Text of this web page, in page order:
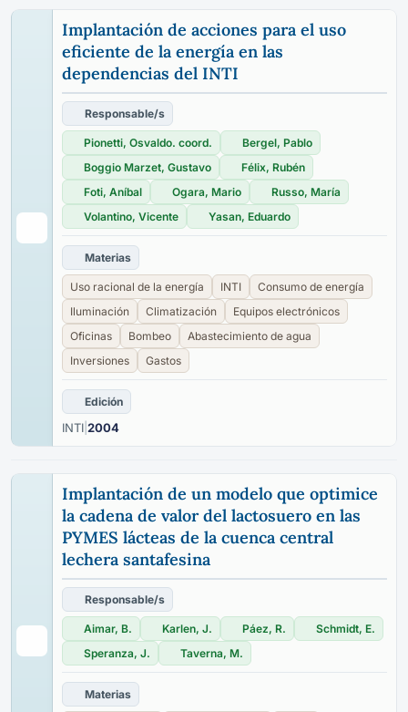
Implantación de acciones para el uso
eficiente de la energía en las
dependencias del INTI
Responsable/s
Pionetti, Osvaldo. coord.
Bergel, Pablo
Boggio Marzet, Gustavo
Félix, Rubén
Foti, Aníbal
Ogara, Mario
Russo, María
Volantino, Vicente
Yasan, Eduardo
Materias
Uso racional de la energía INTI
Consumo de energía
Iluminación
Climatización
Equipos electrónicos
Oficinas
Bombeo
Abastecimiento de agua
Inversiones
Gastos
Edición
INTI 2004
Implantación de un modelo que optimice
la cadena de valor del lactosuero en las
PYMES lácteas de la cuenca central
lechera santafesina
Responsable/s
Aimar, B. Karlen, J. Páez, R.
Schmidt, E.
Speranza, J.
Taverna, M.
Materias